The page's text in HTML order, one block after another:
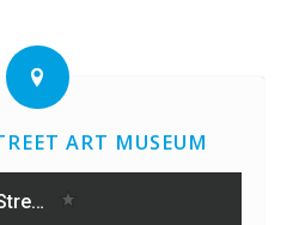
ART MUSEUM